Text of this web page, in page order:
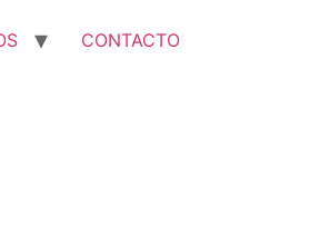
CONTACTO